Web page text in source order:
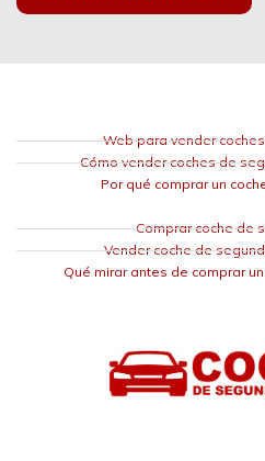
Web para vender
Cómo vender coches de
Por qué comprar un
Comprar coche de
Vender coche de
Qué mirar antes de comprar